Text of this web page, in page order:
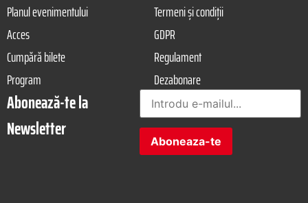
Planul evenimentului
Acces
Cumpără bilete
Program
Termeni și condiții
GDPR
Regulament
Dezabonare
Abonează-te la
Newsletter